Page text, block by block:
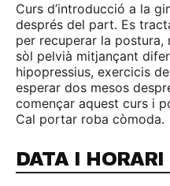
Curs d’introducció a la
després del part. Es
per recuperar la
sòl pelvià mitjançant
hipopressius, exercicis
esperar dos mesos
començar aquest curs i
Cal portar roba còmoda.
DATA I HORARI